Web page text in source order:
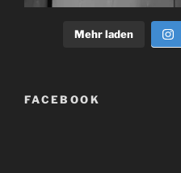
Mehr laden
FACEBOOK